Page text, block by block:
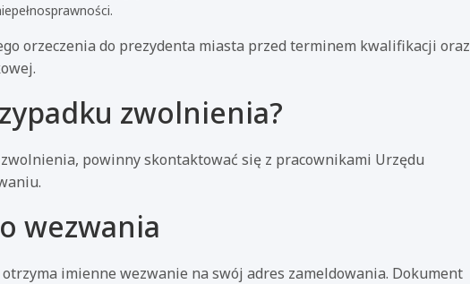
orzeczenia do prezydenta miasta przed terminem kwalifikacji oraz
zwolnienia?
powinny skontaktować się z pracownikami Urzędu
wezwania
imienne wezwanie na swój adres zameldowania. Dokument